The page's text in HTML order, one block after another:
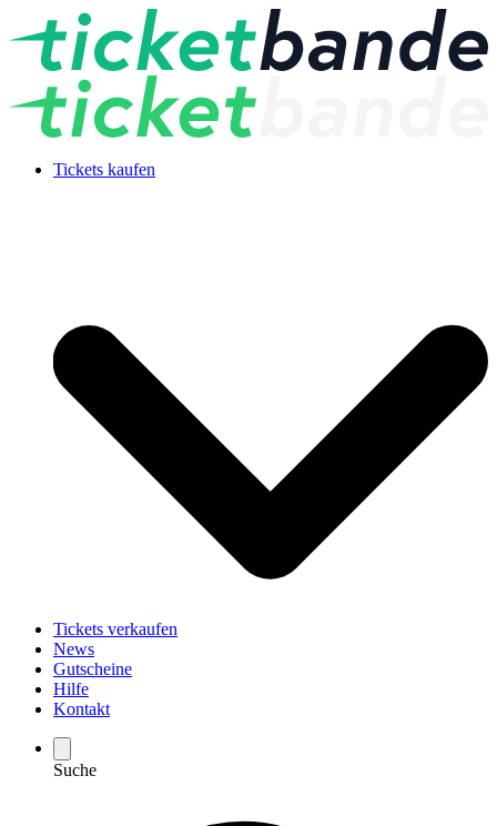
Tickets kaufen
Tickets verkaufen
News
Gutscheine
Hilfe
Kontakt
Suche